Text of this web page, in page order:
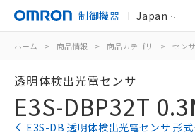
制御機器 Japan
ホーム > 商品情報 > 商品カテゴリ > センサ
透明体検出光電センサ
E3S-DBP32T
E3S-DB 透明体検出光電センサ 形式